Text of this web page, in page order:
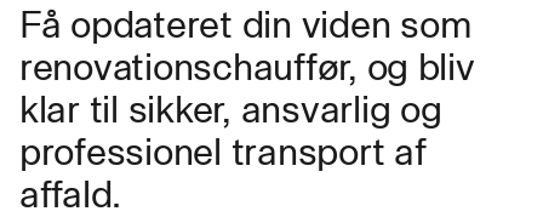
Få opdateret din viden som
renovationschauffør, og bliv
klar til sikker, ansvarlig og
professionel transport af
affald.